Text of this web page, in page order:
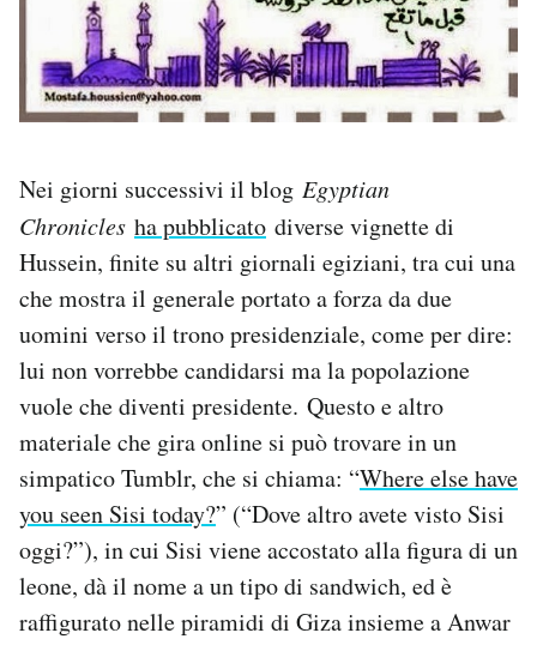
Nei giorni successivi il blog Egyptian
Chronicles ha pubblicato diverse vignette di
Hussein, finite su altri giornali egiziani, tra cui una
che mostra il generale portato a forza da due
uomini verso il trono presidenziale, come per dire:
lui non vorrebbe candidarsi ma la popolazione
vuole che diventi presidente. Questo e altro
materiale che gira online si può trovare in un
simpatico Tumblr, che si chiama: “Where else have
you seen Sisi today?” (“Dove altro avete visto Sisi
oggi?”), in cui Sisi viene accostato alla figura di un
leone, dà il nome a un tipo di sandwich, ed è
raffigurato nelle piramidi di Giza insieme a Anwar